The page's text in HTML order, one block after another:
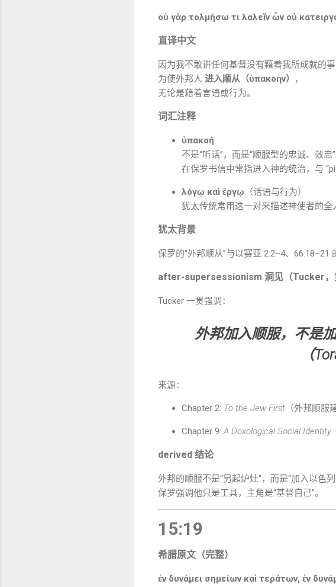
οὐ γὰρ τολμήσω τι λαλεῖν ὧν οὐ
直译中文
因为我不敢讲任何基督没有藉着我所成就的
为使外邦人 进入顺从（ὑπακοὴν）
，
无论是藉着言语或行为。
词汇注释
ὑπακοή
不是“听话”，而是“顺服型的忠诚、效忠”
在保罗书信中常指进入神的统治，与
λόγῳ καὶ ἔργῳ （话语与行为）
犹太传统常用这一对来描述神使者的全
犹太背景
保罗的“外邦顺从”与以赛亚 2:2–4、66:18–21
after-supersessionism 洞见（Tucker，
Tucker 一贯强调：
外邦加入顺服，不是
（
来源：
Chapter 2: To the Jew First （外邦顺服
Chapter 9:A Doxological Social Identity
derived 结论
外邦的顺服不是“另起炉灶”，而是“加入以色
保罗强调他只是工具，主角是“基督自己”。
15:19
希腊原文（完整）
ἐν δυνάμει σημείων καὶ τεράτων, ἐν